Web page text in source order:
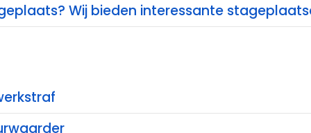
Wij bieden interessante